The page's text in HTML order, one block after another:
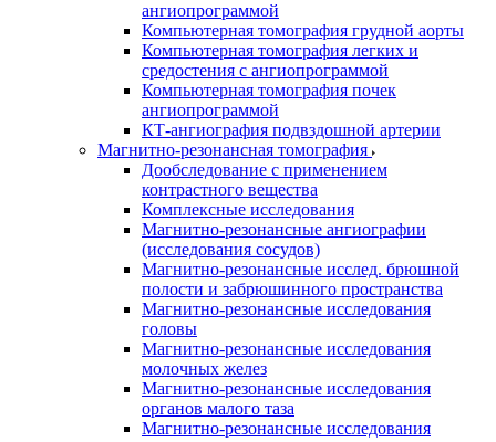
ангиопрограммой
Компьютерная томография грудной аорты
Компьютерная томография легких и
средостения с ангиопрограммой
Компьютерная томография почек
ангиопрограммой
КТ-ангиография подвздошной артерии
Магнитно-резонансная томография
Дообследование с применением
контрастного вещества
Комплексные исследования
Магнитно-резонансные ангиографии
(исследования сосудов)
Магнитно-резонансные исслед. брюшной
полости и забрюшинного пространства
Магнитно-резонансные исследования
головы
Магнитно-резонансные исследования
молочных желез
Магнитно-резонансные исследования
органов малого таза
Магнитно-резонансные исследования